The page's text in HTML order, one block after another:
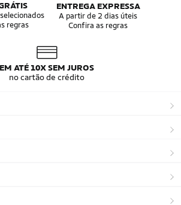
regras
ENTREGA EXPRESSA
A partir de 2 dias úteis
Confira as regras
EM ATÉ 10X SEM JUROS
no cartão de crédito